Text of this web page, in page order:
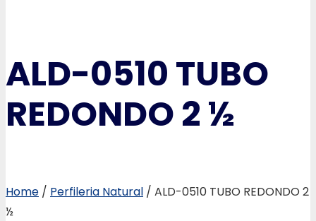
ALD-0510 TUBO
REDONDO 2 ½
Home / Perfileria Natural / ALD-0510 TUBO REDONDO 2
½